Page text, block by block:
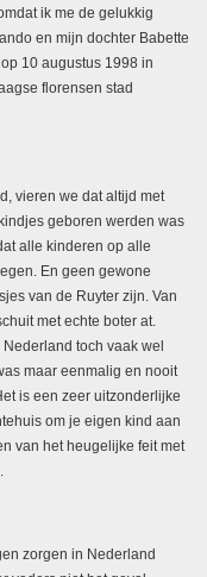
ik me de gelukkig
en mijn dochter Babette
10 augustus 1998 in
florensen stad
vieren we dat altijd met
geboren werden was
alle kinderen op alle
En geen gewone
van de Ruyter zijn. Van
met echte boter at.
toch vaak wel
maar eenmalig en nooit
is een zeer uitzonderlijke
om je eigen kind aan
van het heugelijke feit met
zorgen in Nederland